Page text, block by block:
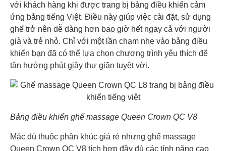
với khách hàng khi được trang bị bảng điều khiển cảm
ứng bằng tiếng Việt. Điều này giúp việc cài đặt, sử dụng
ghế trở nên dễ dàng hơn bao giờ hết ngay cả với người
già và trẻ nhỏ. Chỉ với một lần chạm nhẹ vào bảng điều
khiển bạn đã có thể lựa chọn chương trình yêu thích để
tận hưởng phút giây thư giãn tuyệt vời.
Bảng điều khiển ghế massage Queen Crown QC V8
Mặc dù thuộc phân khúc giá rẻ nhưng ghế massage
Queen Crown QC V8 tích hợp đầy đủ các tính năng cao